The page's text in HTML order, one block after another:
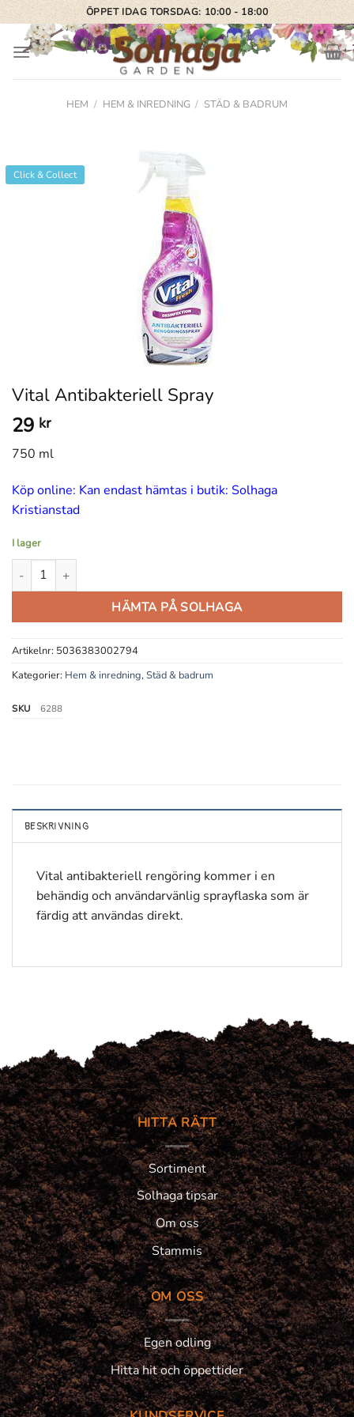
Skip
to
content
ÖPPET IDAG TORSDAG: 10:00 - 18:00
HEM / HEM & INREDNING / STÄD & BADRUM
Click & Collect
Vital Antibakteriell Spray
29 kr
750 ml
Köp online: Kan endast hämtas i butik: Solhaga
Kristianstad
I lager
Vital Antibakteriell Spray mängd
HÄMTA PÅ SOLHAGA
Artikelnr: 5036383002794
Kategorier: Hem & inredning,Städ & badrum
SKU 6288
BESKRIVNING
Vital antibakteriell rengöring kommer i en
behändig och användarvänlig sprayflaska som är
färdig att användas direkt.
HITTA RÄTT
Sortiment
Solhaga tipsar
Om oss
Stammis
OM OSS
Egen odling
Hitta hit och öppettider